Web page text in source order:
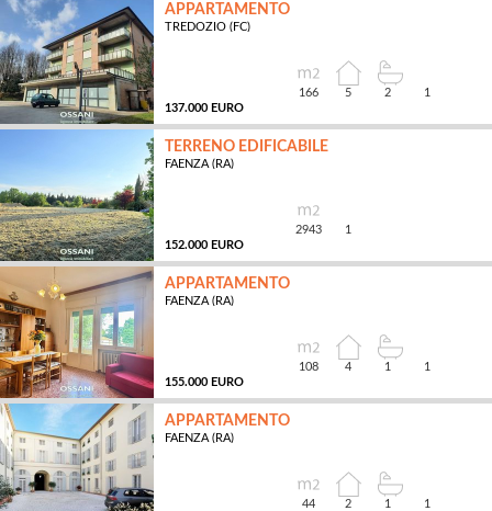
APPARTAMENTO
TREDOZIO (FC)
137.000 EURO
166 5 2 1
TERRENO EDIFICABILE
FAENZA (RA)
152.000 EURO
2943 1
APPARTAMENTO
FAENZA (RA)
155.000 EURO
108 4 1 1
APPARTAMENTO
FAENZA (RA)
44 2 1 1